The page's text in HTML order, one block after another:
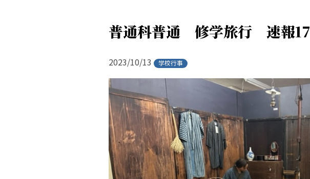
普通科普通 修学旅行 速報17
2023/10/13 学校行事